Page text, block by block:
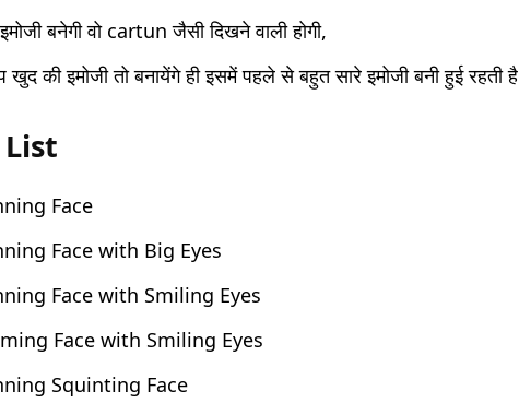
बनेगी वो cartun जैसी दिखने वाली होगी,
की इमोजी तो बनायेंगे ही इसमें पहले से बहुत सारे इमोजी बनी हुई रहती है
Face
Face with Big Eyes
Face with Smiling Eyes
Face with Smiling Eyes
Squinting Face